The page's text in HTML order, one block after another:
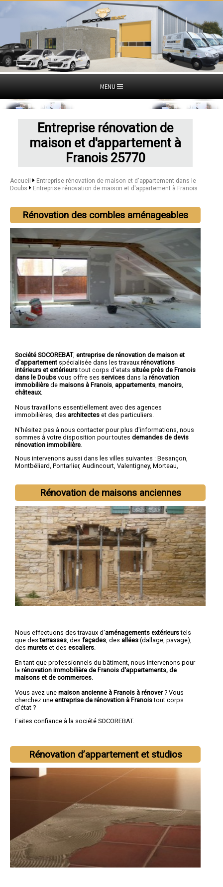
MENU
Entreprise rénovation de
maison et d'appartement à
Franois 25770
Accueil
Entreprise rénovation de maison et d'appartement dans le
Doubs
Entreprise rénovation de maison et d'appartement à Franois
Rénovation des combles aménageables
Société SOCOREBAT, entreprise de rénovation de maison et
d'appartement spécialisée dans les travaux rénovations
intérieurs et extérieurstout corps d'etats située près de Franois
dans le Doubs vous offre ses services dans la rénovation
immobilière de maisons à Franois appartements manoirs
châteaux.
Nous travaillons essentiellement avec des agences
immobilières, des architectes et des particuliers.
N'hésitez pas à nous contacter pour plus d'informations, nous
sommes à votre disposition pour toutes demandes de devis
rénovation immobilière
Nous intervenons aussi dans les villes suivantes : Besançon,
Montbéliard, Pontarlier, Audincourt, Valentigney, Morteau,
Rénovation de maisons anciennes
Nous effectuons des travaux d'aménagements extérieurstels
que desterrasses , des façades , des allées (dallage, pavage),
des murets et des escaliers
En tant que professionnels du bâtiment, nous intervenons pour
la rénovation immobilière de Franois d'appartements, de
maisons et de commerces
Vous avez une maison ancienne à Franois à rénover? Vous
cherchez une entreprise de rénovation à Franoistout corps
d'état ?
Faites confiance à la société SOCOREBAT.
Rénovation d’appartement et studios